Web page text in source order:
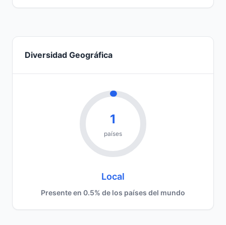
Diversidad Geográfica
1
países
Local
Presente en 0.5% de los países del mundo